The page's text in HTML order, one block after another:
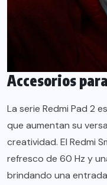
Accesorios
La serie Redmi Pad 2
que aumentan su
creatividad. El Redmi
refresco de 60 Hz y
brindando una